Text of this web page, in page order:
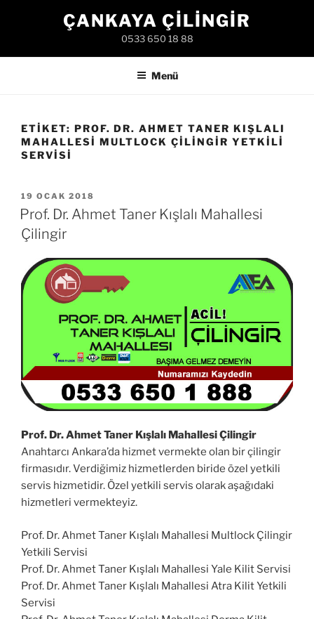
ÇANKAYA ÇILINGIR
0533 650 18 88
Menü
ETIKET: PROF. DR. AHMET TANER KIŞLALI
MAHALLESI MULTLOCK ÇILINGIR YETKILI
SERVISI
YAYIM
TARIHI
19 OCAK 2018
Prof. Dr. Ahmet Taner Kışlalı Mahallesi
Çilingir
Prof. Dr. Ahmet Taner Kışlalı Mahallesi Çilingir
Anahtarcı Ankara’da hizmet vermekte olan bir çilingir
firmasıdır. Verdiğimiz hizmetlerden biride özel yetkili
servis hizmetidir. Özel yetkili servis olarak aşağıdaki
hizmetleri vermekteyiz.
Prof. Dr. Ahmet Taner Kışlalı Mahallesi Multlock Çilingir
Yetkili Servisi
Prof. Dr. Ahmet Taner Kışlalı Mahallesi Yale Kilit Servisi
Prof. Dr. Ahmet Taner Kışlalı Mahallesi Atra Kilit Yetkili
Servisi